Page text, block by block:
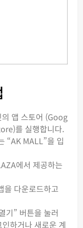
앱 스토어 (Goog
를 실행합니다.
“AK MALL”을 입
에서 제공하는
을 다운로드하고
기” 버튼을 눌러
하거나 새로운 계